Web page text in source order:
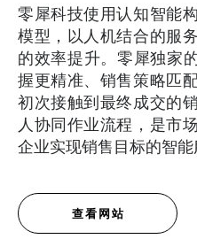
零犀科技使用认知智能
模型，以人机结合的服
的效率提升。零犀独家
握更精准、销售策略匹
初次接触到最终成交的
人协同作业流程，是市
企业实现销售目标的智能
查看网站